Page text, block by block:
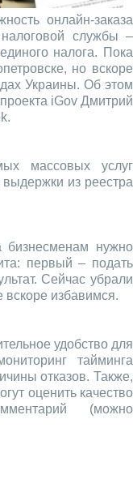
онлайн-заказа
службы –
налога. Пока
но вскоре
Украины. Об этом
iGov Дмитрий
массовых услуг
из реестра
бизнесменам нужно
первый – подать
Сейчас убрали
вскоре избавимся.
удобство для
тайминга
отказов. Также,
оценить качество
(можно